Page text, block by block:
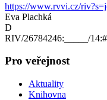
https://www.rvvi.cz/
Eva Plachká
D
RIV/26784246:_____/
Pro veřejnost
Aktuality
Knihovna